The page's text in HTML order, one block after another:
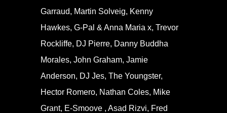
Garraud, Martin Solveig, Kenny
Hawkes, G-Pal & Anna Maria x, Trevor
Rockliffe, DJ Pierre, Danny Buddha
Morales, John Graham, Jamie
Anderson, DJ Jes, The Youngster,
Hector Romero, Nathan Coles, Mike
Grant, E-Smoove , Asad Rizvi, Fred